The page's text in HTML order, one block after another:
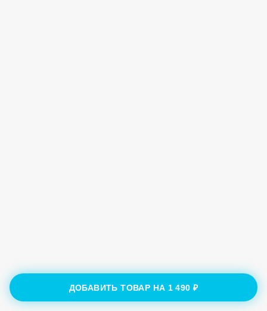
ДОБАВИТЬ ТОВАР НА 1 490 ₽